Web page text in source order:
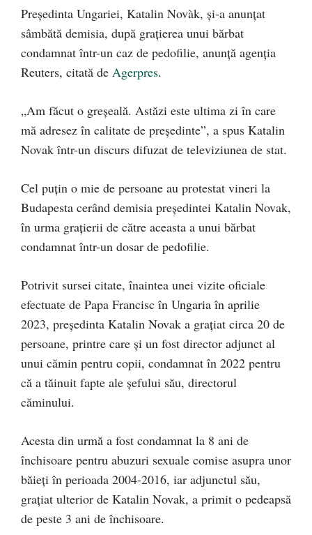
Preşedinta Ungariei, Katalin Novàk, şi-a anunţat
sâmbătă demisia, după graţierea unui bărbat
condamnat într-un caz de pedofilie, anunță agenția
Reuters, citată de Agerpres.
„Am făcut o greşeală. Astăzi este ultima zi în care
mă adresez în calitate de preşedinte”, a spus Katalin
Novak într-un discurs difuzat de televiziunea de stat.
Cel puţin o mie de persoane au protestat vineri la
Budapesta cerând demisia preşedintei Katalin Novak,
în urma graţierii de către aceasta a unui bărbat
condamnat într-un dosar de pedofilie.
Potrivit sursei citate, înaintea unei vizite oficiale
efectuate de Papa Francisc în Ungaria în aprilie
2023, preşedinta Katalin Novak a graţiat circa 20 de
persoane, printre care şi un fost director adjunct al
unui cămin pentru copii, condamnat în 2022 pentru
că a tăinuit fapte ale şefului său, directorul
căminului.
Acesta din urmă a fost condamnat la 8 ani de
închisoare pentru abuzuri sexuale comise asupra unor
băieţi în perioada 2004-2016, iar adjunctul său,
graţiat ulterior de Katalin Novak, a primit o pedeapsă
de peste 3 ani de închisoare.